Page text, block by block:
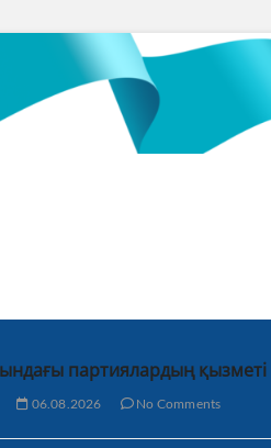
партиялардың қызметі
06.08.2026 No Comments